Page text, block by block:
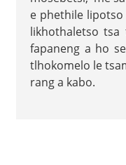
e phethile
likhothaletso tsa
fapaneng a ho
tlhokomelo le
rang a kabo.